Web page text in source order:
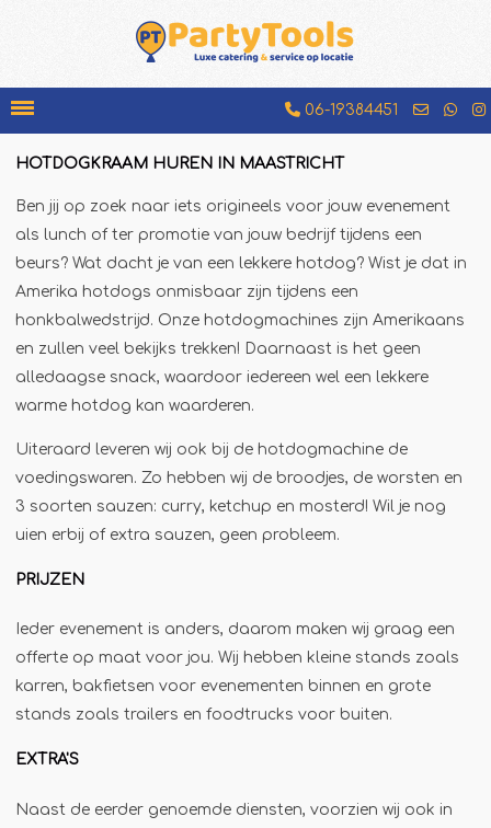
06-19384451
Chocolademelkkraam
Espressobar
Glühweinkraam
Hamburgerkraam
Hotdogkraam
IJscokar
Jägermeister-tap
Kebabgrill
Partytrailer
Poffertjes
Popcornmachine
Slush
Smoothiebar
Soepkraam
HOTDOGKRAAM HUREN IN MAASTRICHT
Ben jij op zoek naar iets origineels voor jouw evenement
als lunch of ter promotie van jouw bedrijf tijdens een
beurs? Wat dacht je van een lekkere hotdog? Wist je dat in
Amerika hotdogs onmisbaar zijn tijdens een
honkbalwedstrijd. Onze hotdogmachines zijn Amerikaans
en zullen veel bekijks trekken! Daarnaast is het geen
alledaagse snack, waardoor iedereen wel een lekkere
warme hotdog kan waarderen.
Uiteraard leveren wij ook bij de hotdogmachine de
voedingswaren. Zo hebben wij de broodjes, de worsten en
3 soorten sauzen: curry, ketchup en mosterd! Wil je nog
uien erbij of extra sauzen, geen probleem.
PRIJZEN
Ieder evenement is anders, daarom maken wij graag een
offerte op maat voor jou. Wij hebben kleine stands zoals
karren, bakfietsen voor evenementen binnen en grote
stands zoals trailers en foodtrucks voor buiten.
EXTRA'S
Naast de eerder genoemde diensten, voorzien wij ook in